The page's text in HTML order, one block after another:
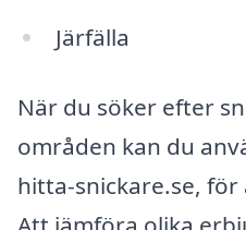
Järfälla
När du söker efter
områden kan du
hitta-snickare.se,